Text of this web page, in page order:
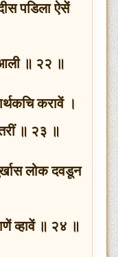
पडिला ऐसें
आली ॥ २२ ॥
करावें ।
॥ २३ ॥
लोक दवडून
व्हावें ॥ २४ ॥